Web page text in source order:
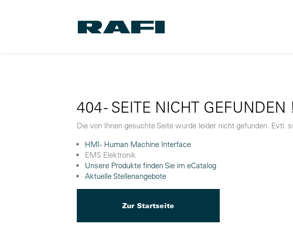
404 - SEITE NICHT GEFUNDEN !
Die von Ihnen gesuchte Seite wurde leider nicht gefunden. Evtl.
HMI - Human Machine Interface
EMS Elektronik
Unsere Produkte finden Sie im eCatalog
Aktuelle Stellenangebote
Zur Startseite